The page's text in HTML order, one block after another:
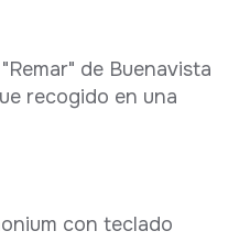
de Buenavista
recogido en una
con teclado